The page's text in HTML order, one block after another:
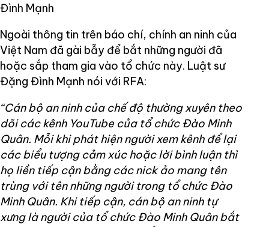
Đình Mạnh
Ngoài thông tin trên báo chí, chính an ninh của
Việt Nam đã gài bẫy để bắt những người đã
hoặc sắp tham gia vào tổ chức này. Luật sư
Đặng Đình Mạnh nói với RFA:
“Cán bộ an ninh của chế độ thường xuyên theo
dõi các kênh YouTube của tổ chức Đào Minh
Quân. Mỗi khi phát hiện người xem kênh để lại
các biểu tượng cảm xúc hoặc lời bình luận thì
họ liền tiếp cận bằng các nick ảo mang tên
trùng với tên những người trong tổ chức Đào
Minh Quân. Khi tiếp cận, cán bộ an ninh tự
xưng là người của tổ chức Đào Minh Quân bắt